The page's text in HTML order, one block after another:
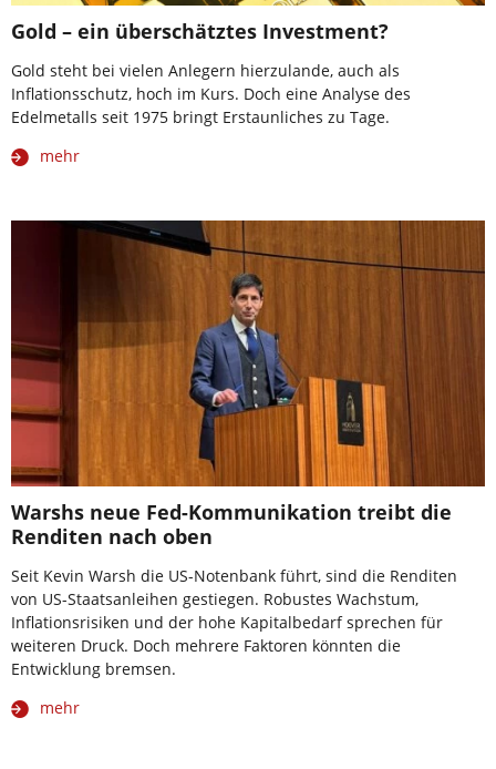
Gold – ein überschätztes Investment?
Gold steht bei vielen Anlegern hierzulande, auch als
Inflationsschutz, hoch im Kurs. Doch eine Analyse des
Edelmetalls seit 1975 bringt Erstaunliches zu Tage.
mehr
Warshs neue Fed-Kommunikation treibt die
Renditen nach oben
Seit Kevin Warsh die US-Notenbank führt, sind die Renditen
von US-Staatsanleihen gestiegen. Robustes Wachstum,
Inflationsrisiken und der hohe Kapitalbedarf sprechen für
weiteren Druck. Doch mehrere Faktoren könnten die
Entwicklung bremsen.
mehr